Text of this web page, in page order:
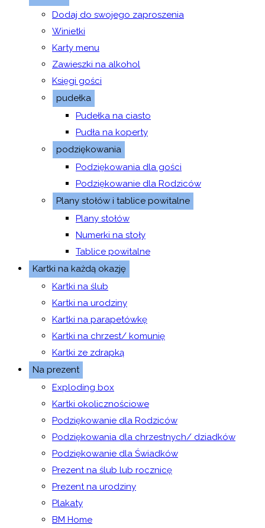
Dodaj do swojego zaproszenia
Winietki
Karty menu
Zawieszki na alkohol
Księgi gości
pudełka
Pudełka na ciasto
Pudła na koperty
podziękowania
Podziękowania dla gości
Podziękowanie dla Rodziców
Plany stołów i tablice powitalne
Plany stołów
Numerki na stoły
Tablice powitalne
Kartki na każdą okazję
Kartki na ślub
Kartki na urodziny
Kartki na parapetówkę
Kartki na chrzest/ komunię
Kartki ze zdrapką
Na prezent
Exploding box
Kartki okolicznościowe
Podziękowanie dla Rodziców
Podziękowania dla chrzestnych/ dziadków
Podziękowanie dla Świadków
Prezent na ślub lub rocznicę
Prezent na urodziny
Plakaty
BM Home